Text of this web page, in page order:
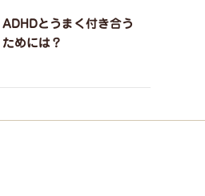
ADHDとうまく付き合う
ためには？